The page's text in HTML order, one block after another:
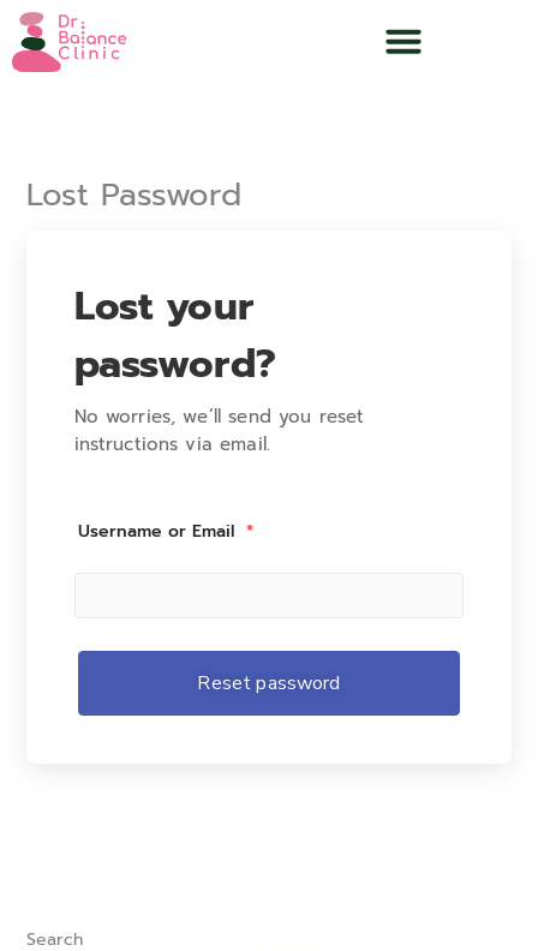
Skip
content
Lost Password
Lost your
password?
No worries, we’ll send you reset
instructions via email.
Username or Email *
Search